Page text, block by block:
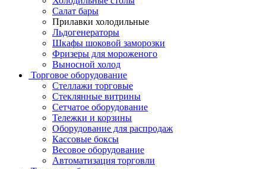
Салат бары
Прилавки холодильные
Льдогенераторы
Шкафы шоковой заморозки
Фризеры для мороженого
Выносной холод
Торговое оборудование
Стеллажи торговые
Стеклянные витрины
Сетчатое оборудование
Тележки и корзины
Оборудование для распродаж
Кассовые боксы
Весовое оборудование
Автоматизация торговли